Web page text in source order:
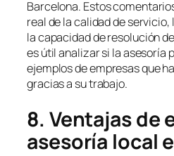
Barcelona. Estos
real de la calidad de
la capacidad de resolución
es útil analizar si la asesoría
ejemplos de empresas que
gracias a su trabajo.
8. Ventajas de
asesoría local